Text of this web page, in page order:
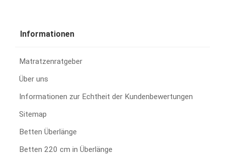
Informationen
Matratzenratgeber
Über uns
Informationen zur Echtheit der Kundenbewertungen
Sitemap
Betten Überlänge
Betten 220 cm in Überlänge